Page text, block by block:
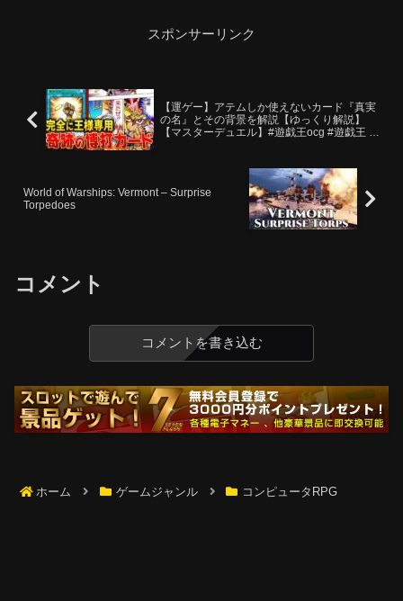
スポンサーリンク
【運ゲー】アテムしか使えないカード『真実
の名』とその背景を解説【ゆっくり解説】
【マスターデュエル】#遊戯王ocg #遊戯王 #
World of Warships: Vermont – Surprise
Torpedoes
コメント
コメントを書き込む
ホーム ゲームジャンル コンピュータRPG